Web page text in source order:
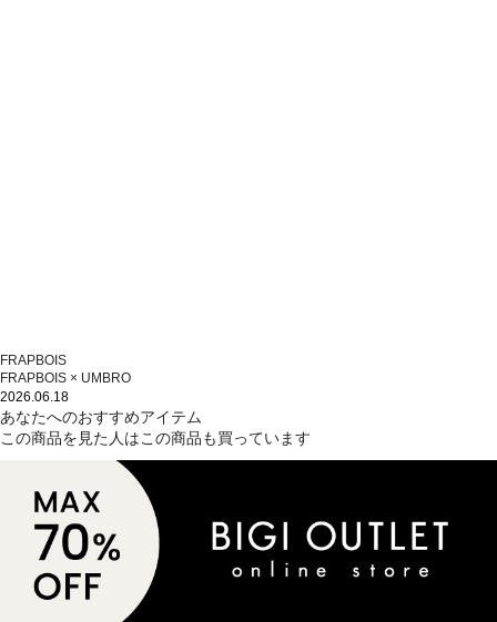
FRAPBOIS
FRAPBOIS × UMBRO
2026.06.18
あなたへのおすすめアイテム
この商品を見た人はこの商品も買っています